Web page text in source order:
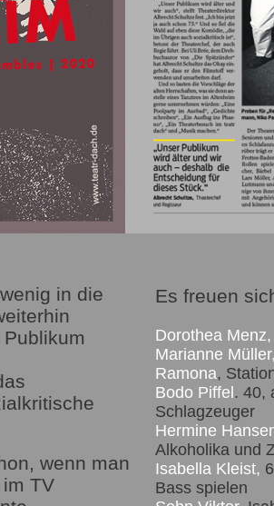
Es freuen
Dorothea Menz,
Marianne Müller,
Ramona,
Bodo Piffel . 40,
Schlagzeuger
Hermine
Alkoholika und
Isabella Kleist,
Bass spielen
in die
wenn man
TV